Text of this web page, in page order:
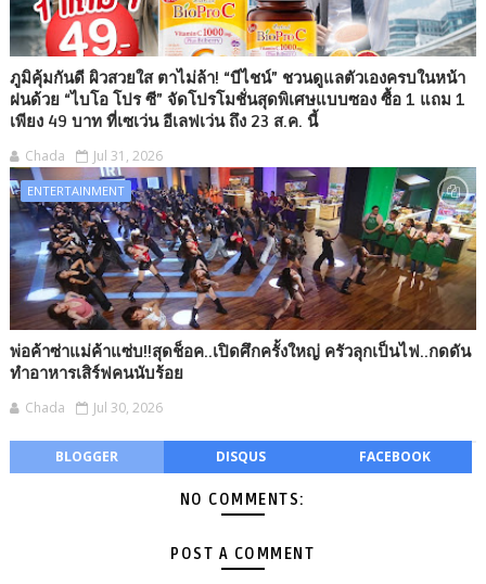
ภูมิคุ้มกันดี ผิวสวยใส ตาไม่ล้า! “บีไชน์” ชวนดูแลตัวเองครบในหน้า
ฝนด้วย “ไบโอ โปร ซี” จัดโปรโมชั่นสุดพิเศษแบบซอง ซื้อ 1 แถม 1
เพียง 49 บาท ที่เซเว่น อีเลฟเว่น ถึง 23 ส.ค. นี้
Chada Jul 31, 2026
ENTERTAINMENT
พ่อค้าซ่าแม่ค้าแซ่บ!!สุดช็อค..เปิดศึกครั้งใหญ่ ครัวลุกเป็นไฟ..กดดัน
ทำอาหารเสิร์ฟคนนับร้อย
Chada Jul 30, 2026
BLOGGER DISQUS FACEBOOK
NO COMMENTS:
POST A COMMENT